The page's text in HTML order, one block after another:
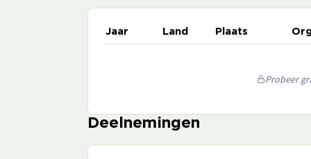
Jaar Land Plaats
Probeer
Deelnemingen